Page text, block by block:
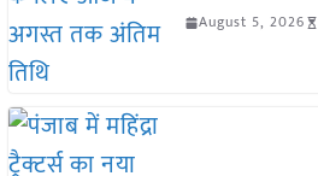
August 5, 2026